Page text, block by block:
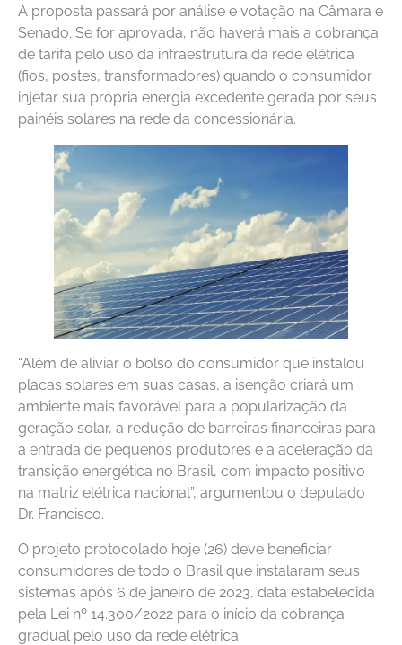
A proposta passará por análise e votação na Câmara e
Senado. Se for aprovada, não haverá mais a cobrança
de tarifa pelo uso da infraestrutura da rede elétrica
(fios, postes, transformadores) quando o consumidor
injetar sua própria energia excedente gerada por seus
painéis solares na rede da concessionária.
“Além de aliviar o bolso do consumidor que instalou
placas solares em suas casas, a isenção criará um
ambiente mais favorável para a popularização da
geração solar, a redução de barreiras financeiras para
a entrada de pequenos produtores e a aceleração da
transição energética no Brasil, com impacto positivo
na matriz elétrica nacional”, argumentou o deputado
Dr. Francisco.
O projeto protocolado hoje (26) deve beneficiar
consumidores de todo o Brasil que instalaram seus
sistemas após 6 de janeiro de 2023, data estabelecida
pela Lei nº 14.300/2022 para o início da cobrança
gradual pelo uso da rede elétrica.